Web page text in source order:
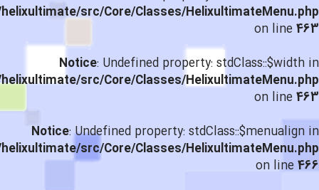
src/Core/Classes/HelixultimateMenu.php
on line463
Notice: Undefined property: stdClass::$width in
src/Core/Classes/HelixultimateMenu.php
on line463
Notice: Undefined property: stdClass::$menualign in
src/Core/Classes/HelixultimateMenu.php
on line466